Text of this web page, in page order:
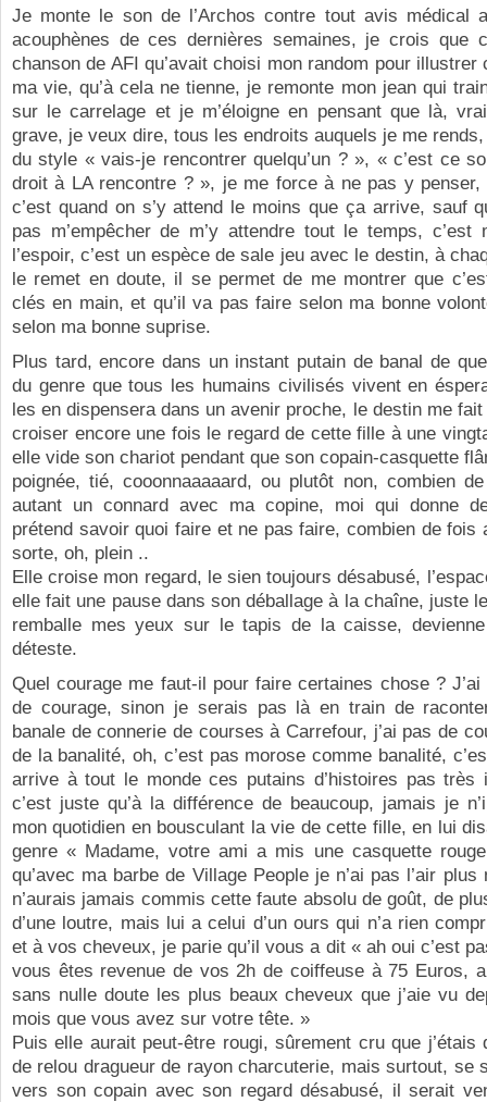
Je monte le son de l’Archos contre tout avis médical
acouphènes de ces dernières semaines, je crois que
chanson de AFI qu’avait choisi mon random pour illustrer
ma vie, qu’à cela ne tienne, je remonte mon jean qui
sur le carrelage et je m’éloigne en pensant que là,
grave, je veux dire, tous les endroits auquels je me rends,
du style « vais-je rencontrer quelqu’un ? », « c’est ce
droit à LA rencontre ? », je me force à ne pas y penser,
c’est quand on s’y attend le moins que ça arrive, sauf
pas m’empêcher de m’y attendre tout le temps, c’est
l’espoir, c’est un espèce de sale jeu avec le destin, à
le remet en doute, il se permet de me montrer que
clés en main, et qu’il va pas faire selon ma bonne
selon ma bonne suprise.
Plus tard, encore dans un instant putain de banal de
du genre que tous les humains civilisés vivent en
les en dispensera dans un avenir proche, le destin me
croiser encore une fois le regard de cette fille à une
elle vide son chariot pendant que son copain-casquette
poignée, tié, cooonnaaaaard, ou plutôt non, combien
autant un connard avec ma copine, moi qui donne
prétend savoir quoi faire et ne pas faire, combien de fois
sorte, oh, plein ..
Elle croise mon regard, le sien toujours désabusé,
elle fait une pause dans son déballage à la chaîne, juste
remballe mes yeux sur le tapis de la caisse,
déteste.
Quel courage me faut-il pour faire certaines chose ?
de courage, sinon je serais pas là en train de
banale de connerie de courses à Carrefour, j’ai pas de
de la banalité, oh, c’est pas morose comme banalité,
arrive à tout le monde ces putains d’histoires pas très
c’est juste qu’à la différence de beaucoup, jamais je
mon quotidien en bousculant la vie de cette fille, en lui
genre « Madame, votre ami a mis une casquette
qu’avec ma barbe de Village People je n’ai pas l’air
n’aurais jamais commis cette faute absolu de goût, de
d’une loutre, mais lui a celui d’un ours qui n’a rien
et à vos cheveux, je parie qu’il vous a dit « ah oui c’est
vous êtes revenue de vos 2h de coiffeuse à 75 Euros,
sans nulle doute les plus beaux cheveux que j’aie vu
mois que vous avez sur votre tête. »
Puis elle aurait peut-être rougi, sûrement cru que j’étais
de relou dragueur de rayon charcuterie, mais surtout, se
vers son copain avec son regard désabusé, il serait